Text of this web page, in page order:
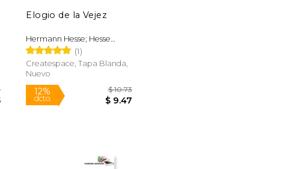
Elogio de la Vejez
Hermann Hesse; Hesse
Hermann
(1)
Createspace, Tapa Blanda,
Nuevo